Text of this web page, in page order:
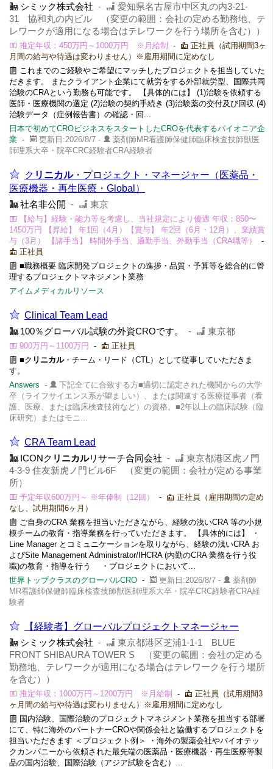
シミック株式会社 -
愛知県名古屋市中区丸の内3-21-
31 協和丸の内ビル （変更の範囲：会社の定める勤務地、テ
レワークが適用になる場合はテレワークを行う場所を含む））
推定年収：450万円～1000万円 ※月給制 -
正社員（試用期間3ヶ
月間の給与や待遇は変わりません）※雇用期間に定めなし
これまでのご経験やご希望にマッチしたプロジェクトを担当していた
だきます。 またクライアント企業にて就労をする外部就労型、国際共同
治験のCRAという勤務も可能です。 【具体的には】 (1)治験を依頼する
医師・医療機関の選定 (2)治験の契約手続き (3)治験薬の交付及び回収 (4)
治験データ（症例報告書）の確認・回...
日本で初めてCROビジネスをスタートしたCROを代表するパイオニア企
業 - 更新日:2026/8/7 -
薬剤師MR看護師保健師臨床検査技師獣医
師理系大卒・院卒CRC経験者CRA経験者
ク リニカル・プロジェクト・マネージャー（医薬品・
医療機器・再生医療・Global）
社名非公開 - 東京
【給与】経験・能力等を考慮し、当社規定により優遇 年収：850〜
1450万円 【昇給】 年1回（4月）【賞与】 年2回（6月・12月）、業績賞
与（3月） 【諸手当】 時間外手当、通勤手当、外勤手当（CRA職等）
-
正社員
■職務概要 臨床開発プロジェクトの進捗・品質・予算等を総合的に管
理するプロジェクトマネジメント業務
アイムメディカルリソース
Clinical Team Lead
100％グローバル試験の外資CROです。 - 東京都
900万円～1100万円 -
正社員
■ク リニカル・チーム・リード（CTL）として従事していただきま
す。
Answers -
下記全てに合致する方■適切に認定された機関からの大学
卒（ライフサイエンス系が望ましい）、または関連する医療従事者（看
護、医療、または臨床検査技術など）の資格。■2年以上の臨床試験（臨
床研究）またはモニ...
CRA Team Lead
ICONク リニカルリサーチ合同会社 -
東京都港区虎ノ門
4-3-9 住友新虎ノ門ビル6F （変更の範囲：会社が定める事業
所）
予定年収600万円～ ※年俸制（12回） -
正社員（雇用期間の定め
なし、試用期間6ヶ月）
ご自身のCRA 業務を担当いただきながら、経験の浅いCRA 等の小規
模チームの教育・指導業務を行っていただきます。 【具体的には】 ・
Line Manager とコミュニケーションを取りながら、経験の浅いCRA お
よびSite Management Administrator/IHCRA (内勤のCRA 業務を行う役
職)の教育・指導を行う ・プロジェクトにおいて...
世界トップクラスのグローバルCRO - 更新日:2026/8/7 -
薬剤師
MR看護師保健師臨床検査技師獣医師理系大卒・院卒CRC経験者CRA経
験者
【経験者】グローバルプロジェクトマネージャー
シミック株式会社 -
東京都港区芝浦1-1-1 BLUE
FRONT SHIBAURA TOWER S （変更の範囲：会社の定める
勤務地、テレワークが適用になる場合はテレワークを行う場所
を含む））
推定年収：1000万円～1200万円 ※月給制 -
正社員（試用期間3
ヶ月間の給与や待遇は変わりません）※雇用期間に定めなし
国内治験、国際治験のプロジェクトマネジメント業務を担当する部署
にて、特に海外のパートナーCROや関係会社と協働するプロジェクトを
担当いただきます ＜プロジェクト例＞ ・海外の製薬会社やバイオテッ
クカンパニーから依頼された最先端の医薬品・医療機器・再生医療等製
品の国内治験、国際治験（アジア試験を含む）...